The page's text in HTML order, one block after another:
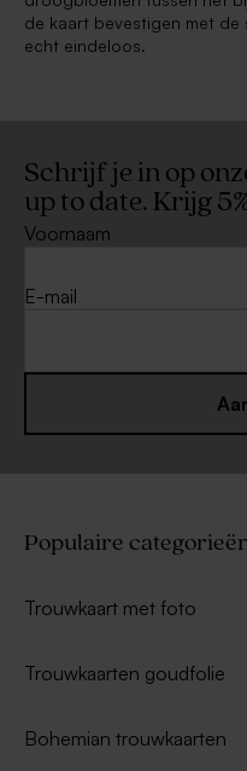
de kaart bevestigen met de
echt eindeloos.
Schrijf je in op
up to date. Krijg
Voornaam
E-mail
Populaire
Trouwkaart met foto
Trouwkaarten goudfolie
Bohemian trouwkaarten